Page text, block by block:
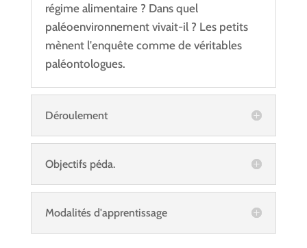
régime alimentaire ? Dans quel
paléoenvironnement vivait-il ? Les petits
mènent l'enquête comme de véritables
paléontologues.
Déroulement
Objectifs péda.
Modalités d'apprentissage